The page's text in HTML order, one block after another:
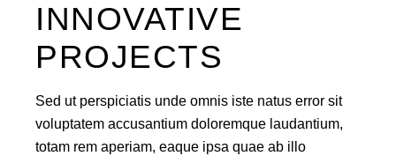
INNOVATIVE
PROJECTS
Sed ut perspiciatis unde omnis iste natus error sit
voluptatem accusantium doloremque laudantium,
totam rem aperiam, eaque ipsa quae ab illo